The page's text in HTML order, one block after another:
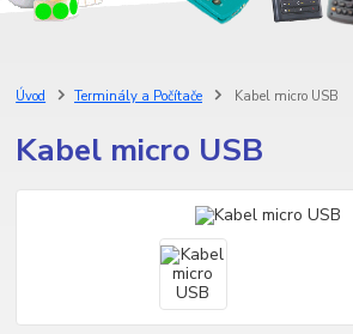
Úvod Terminály a Počítače Kabel micro USB
Kabel micro USB